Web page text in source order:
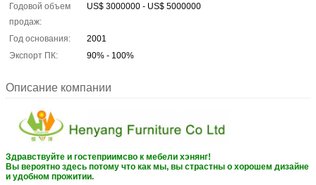
Годовой объем
продаж:
US$ 3000000 - US$ 5000000
Год основания:
2001
Экспорт ПК:
90% - 100%
Описание компании
Здравствуйте и гостеприимсво к мебели хэнянг!
Вы вероятно здесь потому что как мы, вы страстны о хорошем дизайне
и удобном прожитии.